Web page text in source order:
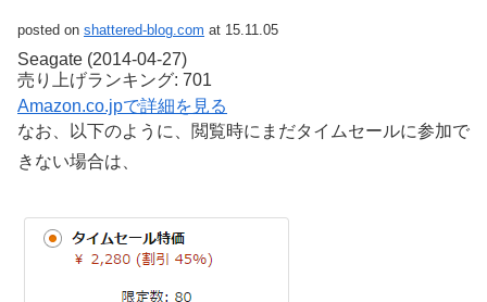
posted on shattered-blog.com at 15.11.05
Seagate (2014-04-27)
売り上げランキング: 701
Amazon.co.jpで詳細を見る
なお、以下のように、閲覧時にまだタイムセールに参加で
きない場合は、